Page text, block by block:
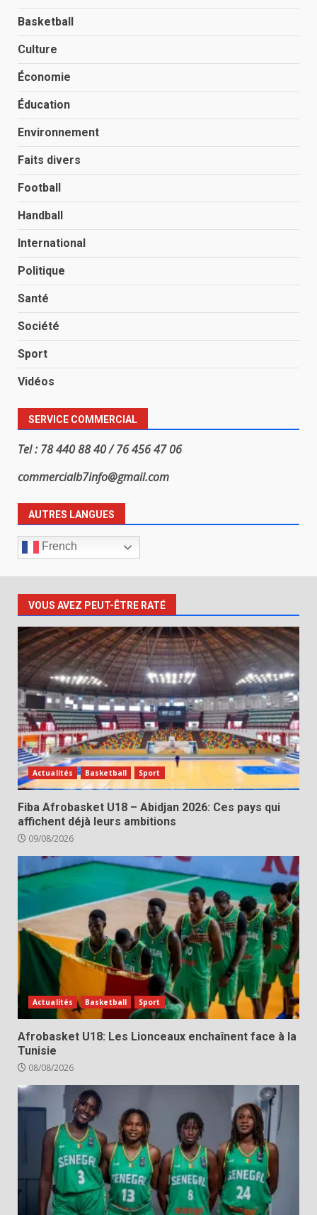
Basketball
Culture
Économie
Éducation
Environnement
Faits divers
Football
Handball
International
Politique
Santé
Société
Sport
Vidéos
SERVICE COMMERCIAL
Tel : 78 440 88 40 / 76 456 47 06
commercialb7info@gmail.com
AUTRES LANGUES
French
VOUS AVEZ PEUT-ÊTRE RATÉ
Actualités Basketball Sport
Fiba Afrobasket U18 – Abidjan 2026: Ces pays qui
affichent déjà leurs ambitions
09/08/2026
Actualités Basketball Sport
Afrobasket U18: Les Lionceaux enchaînent face à la
Tunisie
08/08/2026